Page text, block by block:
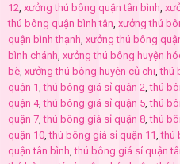
12 xưởng thú bông quận tân bình
thú bông quận bình tân xưởng thú
quận bình thạnh xưởng thú bông
bình chánh xưởng thú bông huyện
bè xưởng thú bông huyện củ chi ,thú
quận 1 ,thú bông giá sỉ quận 2 ,thú
quận 4,thú bông giá sỉ quận 5 ,thú
quận 7 ,thú bông giá sỉ quận 8 ,thú
quận 10 ,thú bông giá sỉ quận 11 ,thú
quận tân bình ,thú bông giá sỉ quận